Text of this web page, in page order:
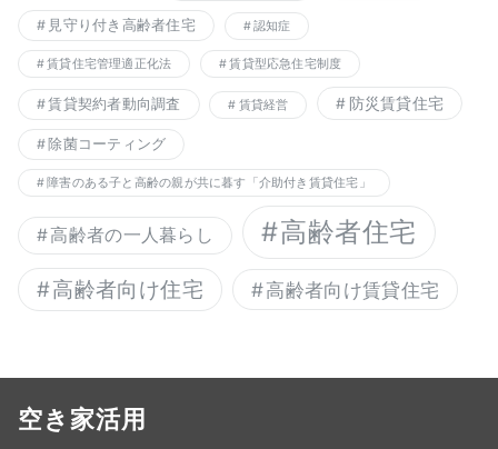
見守り付き高齢者住宅 認知症
賃貸住宅管理適正化法 賃貸型応急住宅制度
賃貸契約者動向調査 賃貸経営 防災賃貸住宅
除菌コーティング
障害のある子と高齢の親が共に暮す「介助付き賃貸住宅」
高齢者の一人暮らし 高齢者住宅
高齢者向け住宅 高齢者向け賃貸住宅
空き家活用